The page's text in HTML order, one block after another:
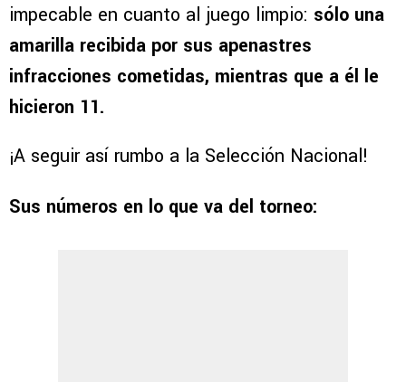
impecable en cuanto al juego limpio: sólo una
amarilla recibida por sus apenastres
infracciones cometidas, mientras que a él le
hicieron 11.
¡A seguir así rumbo a la Selección Nacional!
Sus números en lo que va del torneo: